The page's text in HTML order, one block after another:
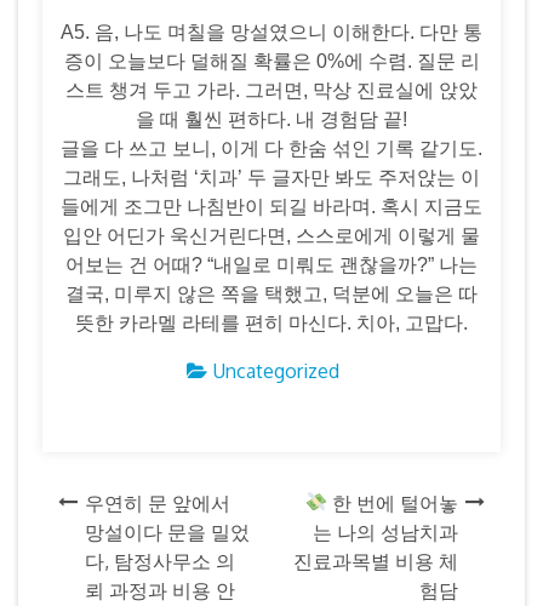
A5. 음, 나도 며칠을 망설였으니 이해한다. 다만 통
증이 오늘보다 덜해질 확률은 0%에 수렴. 질문 리
스트 챙겨 두고 가라. 그러면, 막상 진료실에 앉았
을 때 훨씬 편하다. 내 경험담 끝!
글을 다 쓰고 보니, 이게 다 한숨 섞인 기록 같기도.
그래도, 나처럼 ‘치과’ 두 글자만 봐도 주저앉는 이
들에게 조그만 나침반이 되길 바라며. 혹시 지금도
입안 어딘가 욱신거린다면, 스스로에게 이렇게 물
어보는 건 어때? “내일로 미뤄도 괜찮을까?” 나는
결국, 미루지 않은 쪽을 택했고, 덕분에 오늘은 따
뜻한 카라멜 라테를 편히 마신다. 치아, 고맙다.
Uncategorized
글 우연히 문 앞에서
망설이다 문을 밀었
다, 탐정사무소 의
뢰 과정과 비용 안
한 번에 털어놓
는 나의 성남치과
진료과목별 비용 체
험담